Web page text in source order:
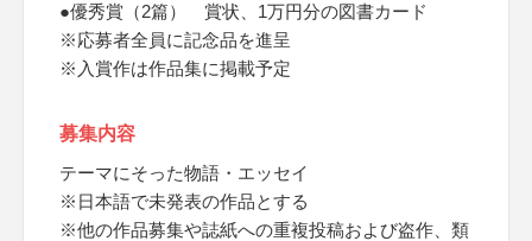
●優秀賞（2篇） 賞状、1万円分の図書カード
※応募者全員に記念品を進呈
※入賞作は作品集に掲載予定
募集内容
テーマにそった物語・エッセイ
※日本語で未発表の作品とする
※他の作品募集や誌紙への重複投稿および盗作、類